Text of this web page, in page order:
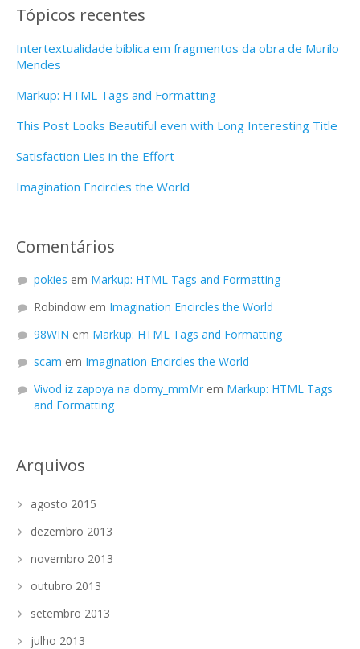
Tópicos recentes
Intertextualidade bíblica em fragmentos da obra de Murilo
Mendes
Markup: HTML Tags and Formatting
This Post Looks Beautiful even with Long Interesting Title
Satisfaction Lies in the Effort
Imagination Encircles the World
Comentários
pokies em Markup: HTML Tags and Formatting
Robindow em Imagination Encircles the World
98WIN em Markup: HTML Tags and Formatting
scam em Imagination Encircles the World
Vivod iz zapoya na domy_mmMr em Markup: HTML Tags
and Formatting
Arquivos
agosto 2015
dezembro 2013
novembro 2013
outubro 2013
setembro 2013
julho 2013